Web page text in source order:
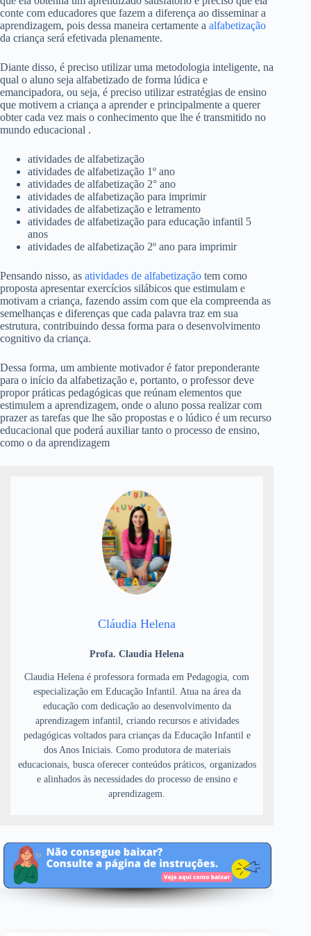
conte com educadores que fazem a diferença ao disseminar a
aprendizagem, pois dessa maneira certamente a alfabetização
da criança será efetivada plenamente.
Diante disso, é preciso utilizar uma metodologia inteligente, na
qual o aluno seja alfabetizado de forma lúdica e
emancipadora, ou seja, é preciso utilizar estratégias de ensino
que motivem a criança a aprender e principalmente a querer
obter cada vez mais o conhecimento que lhe é transmitido no
mundo educacional .
atividades de alfabetização
atividades de alfabetização 1º ano
atividades de alfabetização 2° ano
atividades de alfabetização para imprimir
atividades de alfabetização e letramento
atividades de alfabetização para educação infantil 5
anos
atividades de alfabetização 2º ano para imprimir
Pensando nisso, as atividades de alfabetização tem como
proposta apresentar exercícios silábicos que estimulam e
motivam a criança, fazendo assim com que ela compreenda as
semelhanças e diferenças que cada palavra traz em sua
estrutura, contribuindo dessa forma para o desenvolvimento
cognitivo da criança.
Dessa forma, um ambiente motivador é fator preponderante
para o início da alfabetização e, portanto, o professor deve
propor práticas pedagógicas que reúnam elementos que
estimulem a aprendizagem, onde o aluno possa realizar com
prazer as tarefas que lhe são propostas e o lúdico é um recurso
educacional que poderá auxiliar tanto o processo de ensino,
como o da aprendizagem
Cláudia Helena
Profa. Claudia Helena
Claudia Helena é professora formada em Pedagogia, com
especialização em Educação Infantil. Atua na área da
educação com dedicação ao desenvolvimento da
aprendizagem infantil, criando recursos e atividades
pedagógicas voltados para crianças da Educação Infantil e
dos Anos Iniciais. Como produtora de materiais
educacionais, busca oferecer conteúdos práticos, organizados
e alinhados às necessidades do processo de ensino e
aprendizagem.